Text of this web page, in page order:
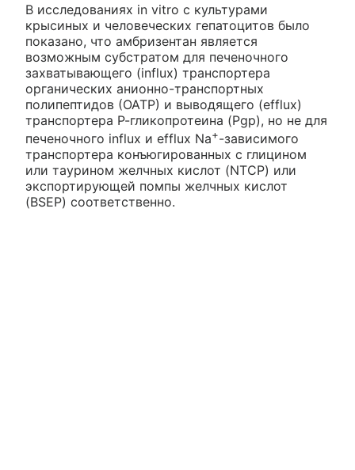
В исследованиях in vitro с культурами
крысиных и человеческих гепатоцитов было
показано, что амбризентан является
возможным субстратом для печеночного
захватывающего (influx) транспортера
органических анионно-транспортных
полипептидов (ОАТР) и выводящего (efflux)
транспортера Р-гликопротеина (Pgp), но не для
печеночного influx и efflux Na+-зависимого
транспортера конъюгированных с глицином
или таурином желчных кислот (NTCP) или
экспортирующей помпы желчных кислот
(BSEP) соответственно.